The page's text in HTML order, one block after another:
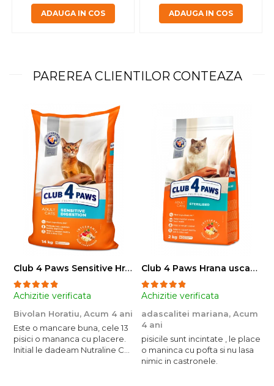
ADAUGA IN COS ADAUGA IN COS
PAREREA CLIENTILOR CONTEAZA
Club 4 Paws Sensitive Hrana uscata pisici adulte, 14kg
Achizitie verificata
Bivolan Horatiu, Acum 4 ani
Este o mancare buna, cele 13
pisici o mananca cu placere.
Initial le dadeam Nutraline Cat
Club 4 Paws Hrana uscata pisici sterilizate, 2kg
Achizitie verificata
adascalitei mariana, Acum
4 ani
pisicile sunt incintate , le place
o maninca cu pofta si nu lasa
nimic in castronele.